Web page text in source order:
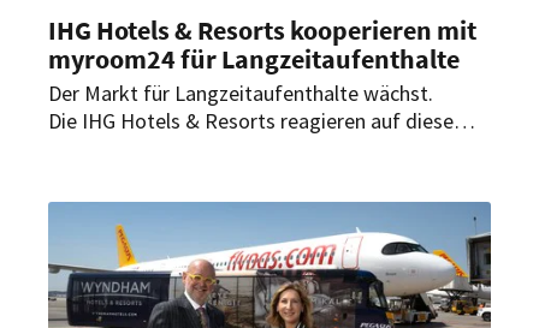
IHG Hotels & Resorts kooperieren mit
myroom24 für Langzeitaufenthalte
Der Markt für Langzeitaufenthalte wächst.
Die IHG Hotels & Resorts reagieren auf diese
das deutsche IHG-Portfolio in die
Buchungsplattform von myroom24 integriert.